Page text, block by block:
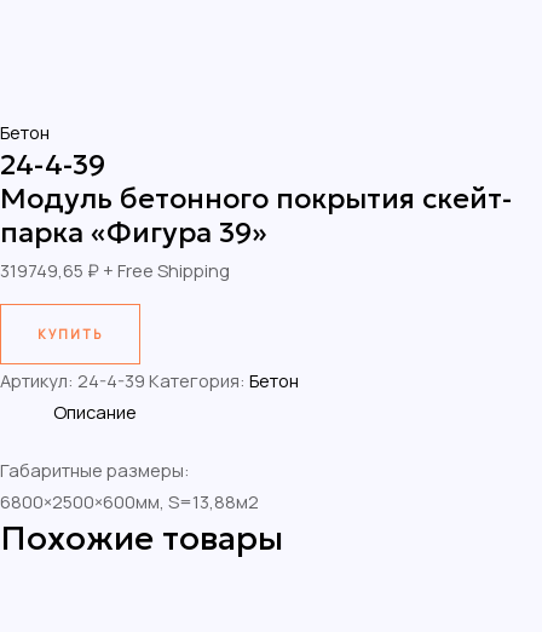
Бетон
24-4-39
Модуль бетонного покрытия скейт-
парка «Фигура 39»
319749,65 ₽ + Free Shipping
КУПИТЬ
Артикул: 24-4-39 Категория: Бетон
Описание
Габаритные размеры:
6800×2500×600мм, S=13,88м2
Похожие товары